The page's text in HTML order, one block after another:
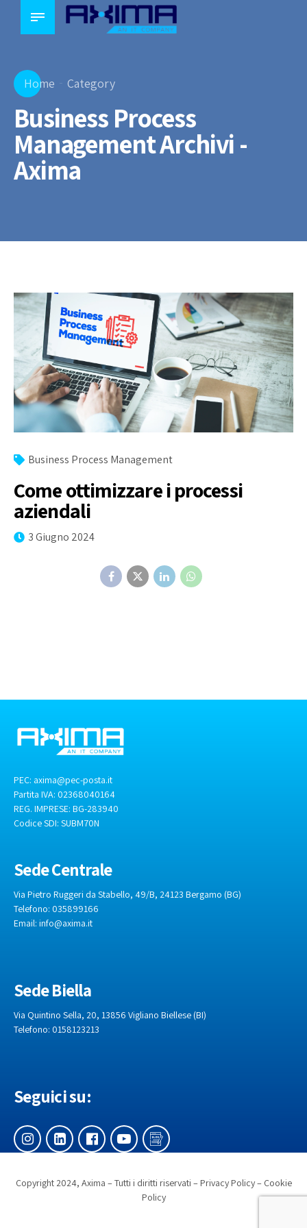
Home Category
Business Process
Management Archivi -
Axima
Business Process Management
Come ottimizzare i processi
aziendali
3 Giugno 2024
PEC: axima@pec-posta.it
Partita IVA: 02368040164
REG. IMPRESE: BG-283940
Codice SDI: SUBM70N
Sede Centrale
Via Pietro Ruggeri da Stabello, 49/B, 24123 Bergamo (BG)
Telefono: 035899166
Email: info@axima.it
Sede Biella
Via Quintino Sella, 20, 13856 Vigliano Biellese (BI)
Telefono: 0158123213
Seguici su:
Copyright 2024, Axima – Tutti i diritti riservati – Privacy Policy– Cookie
Policy